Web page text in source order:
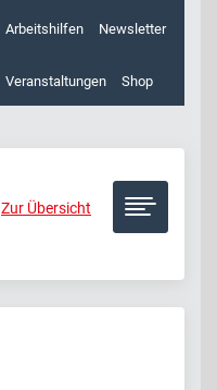
Arbeitshilfen Newsletter
Veranstaltungen Shop
Zur Übersicht